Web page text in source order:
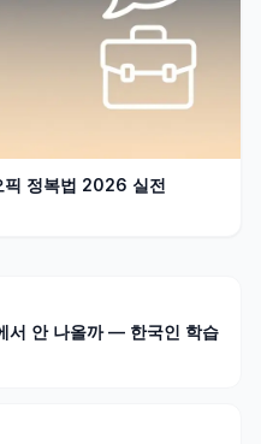
픽 정복법 2026 실전
서 안 나올까 — 한국인 학습